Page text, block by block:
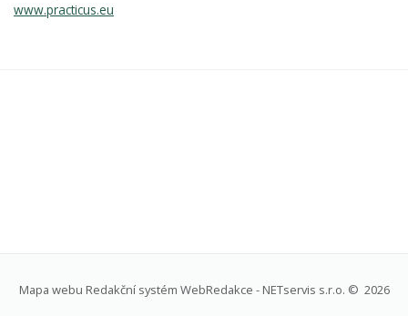
www.practicus.eu
Mapa webu Redakční systém WebRedakce - NETservis s.r.o. © 2026